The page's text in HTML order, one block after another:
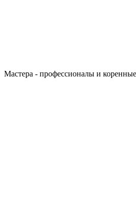
Мастера - профессионалы и